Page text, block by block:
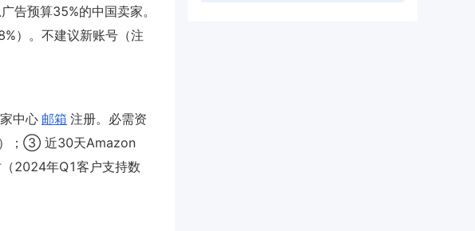
告预算35%的中国卖家。
）。不建议新账号（注
中心 邮箱 注册。必需资
；③ 近30天Amazon
2024年Q1客户支持数